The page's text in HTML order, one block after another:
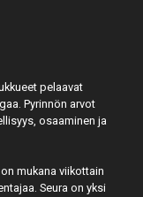
pelaavat
Pyrinnön arvot
osaaminen ja
mukana viikottain
Seura on yksi